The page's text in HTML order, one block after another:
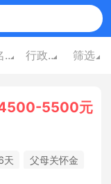
茂名广东 行政/高级管理 筛选
5500元
天
父母关怀金